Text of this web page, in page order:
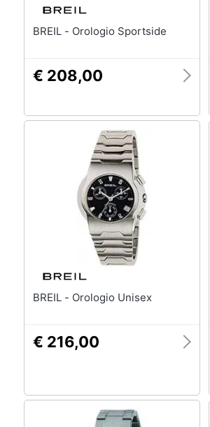
BREIL - Orologio Sportside
€ 208,00
BREIL - Orologio Unisex
€ 216,00